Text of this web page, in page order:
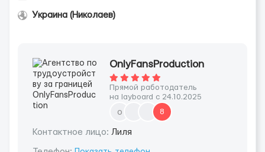
Украина (Николаев)
OnlyFansProduction
Прямой работодатель
на layboard с 24.10.2025
o 8
Контактное лицо: Лиля